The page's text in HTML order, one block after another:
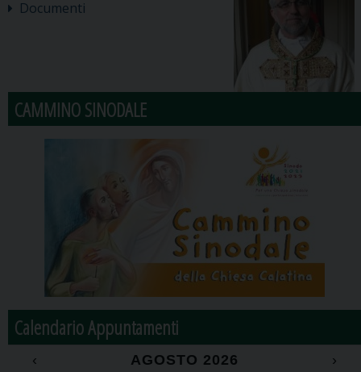
Documenti
CAMMINO SINODALE
Calendario Appuntamenti
‹ AGOSTO 2026
›